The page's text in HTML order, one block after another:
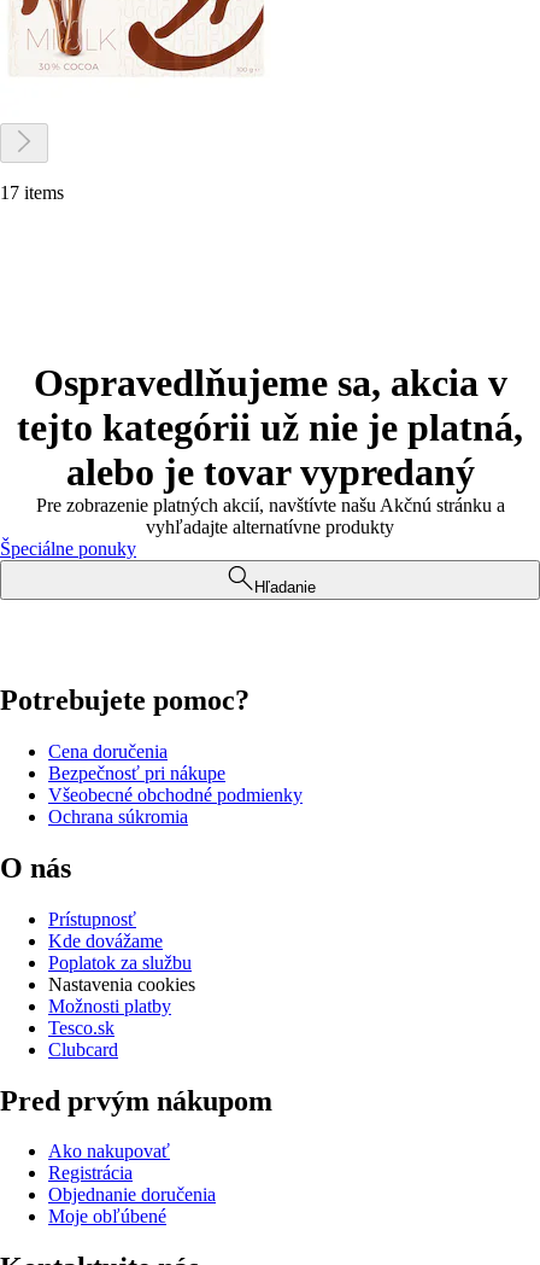
17 items
Ospravedlňujeme sa, akcia v
tejto kategórii už nie je platná,
alebo je tovar vypredaný
Pre zobrazenie platných akcií, navštívte našu Akčnú stránku a
vyhľadajte alternatívne produkty
Špeciálne ponuky
Hľadanie
Potrebujete pomoc?
Cena doručenia
Bezpečnosť pri nákupe
Všeobecné obchodné podmienky
Ochrana súkromia
O nás
Prístupnosť
Kde dovážame
Poplatok za službu
Nastavenia cookies
Možnosti platby
Tesco.sk
Clubcard
Pred prvým nákupom
Ako nakupovať
Registrácia
Objednanie doručenia
Moje obľúbené